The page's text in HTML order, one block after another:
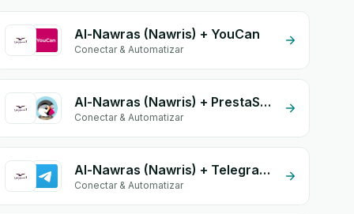
Al-Nawras (Nawris) + YouCan
Conectar & Automatizar
Al-Nawras (Nawris) + PrestaShop
Conectar & Automatizar
Al-Nawras (Nawris) + Telegram Bot
Conectar & Automatizar